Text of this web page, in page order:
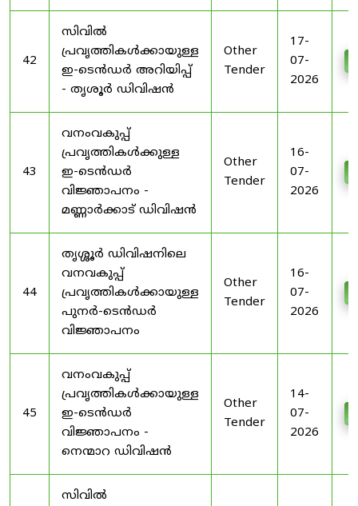
42
സിവിൽ
പ്രവൃത്തികൾക്കായുള്ള
ഇ-ടെൻഡർ അറിയിപ്പ്
- തൃശൂർ ഡിവിഷൻ
Other
Tender
17-
07-
2026
43
വനംവകുപ്പ്
പ്രവൃത്തികൾക്കുള്ള
ഇ-ടെൻഡർ
വിജ്ഞാപനം -
മണ്ണാർക്കാട് ഡിവിഷൻ
Other
Tender
16-
07-
2026
44
തൃശ്ശൂർ ഡിവിഷനിലെ
വനവകുപ്പ്
പ്രവൃത്തികൾക്കായുള്ള
പുനർ-ടെൻഡർ
വിജ്ഞാപനം
Other
Tender
16-
07-
2026
45
വനംവകുപ്പ്
പ്രവൃത്തികൾക്കായുള്ള
ഇ-ടെൻഡർ
വിജ്ഞാപനം -
നെന്മാറ ഡിവിഷൻ
Other
Tender
14-
07-
2026
സിവിൽ